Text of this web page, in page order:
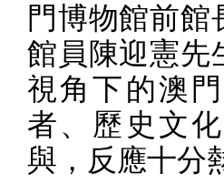
門博物館前館
館員陳迎憲先
視角下的澳
者、歷史文
與，反應十分